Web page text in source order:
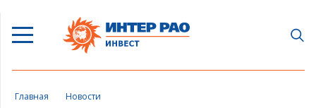
Главная Новости